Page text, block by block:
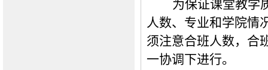
为保证课堂教学
人数、专业和学院情
须注意合班人数，合
一协调下进行。